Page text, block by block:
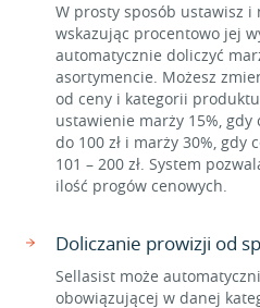
W prosty sposób ustawisz i
wskazując procentowo jej
automatycznie doliczyć
asortymencie. Możesz
od ceny i kategorii
ustawienie marży 15%,
do 100 zł i marży 30%, gdy
101 – 200 zł. System
ilość progów cenowych.
Doliczanie prowizji od
Sellasist może
obowiązującej w danej